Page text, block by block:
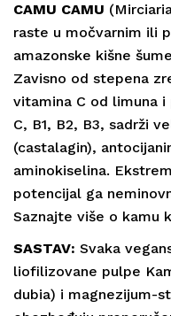
CAMU CAMU
raste u močvarnim ili
amazonske kišne
Zavisno od stepena
vitamina C od limuna
C, B1, B2, B3, sadrži
(castalagin),
aminokiselina.
potencijal ga
Saznajte više o kamu
SASTAV: Svaka
liofilizovane pulpe
dubia) i magnezijum-